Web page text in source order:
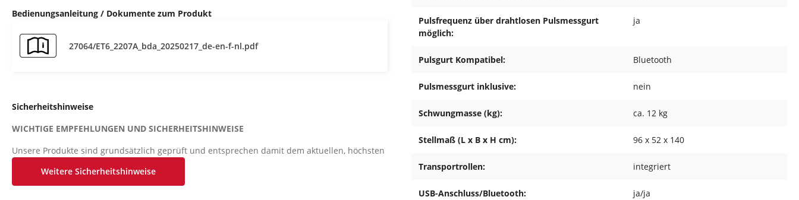
Bedienungsanleitung / Dokumente zum Produkt
27064/ET6_2207A_bda_20250217_de-en-f-nl.pdf
Sicherheitshinweise
WICHTIGE EMPFEHLUNGEN UND SICHERHEITSHINWEISE
Unsere Produkte sind grundsätzlich geprüft und entsprechen damit dem aktuellen, höchsten
Sicherheitsstandard. Diese Tatsache entbindet aber nicht die nachfolgenden Grundsätze
strikt zu befolgen.
Weitere Sicherheitshinweise
Pulsfrequenz über drahtlosen Pulsmessgurt
möglich:
ja
Pulsgurt Kompatibel: Bluetooth
Pulsmessgurt inklusive: nein
Schwungmasse (kg): ca. 12 kg
Stellmaß (L x B x H cm): 96 x 52 x 140
Transportrollen: integriert
USB-Anschluss/Bluetooth: ja/ja